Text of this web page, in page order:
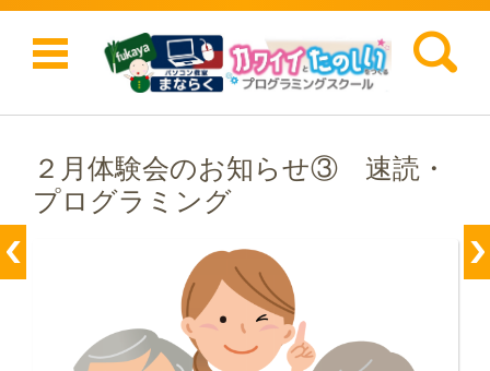
検索:
コンテンツに移動
２月体験会のお知らせ③ 速読・
プログラミング